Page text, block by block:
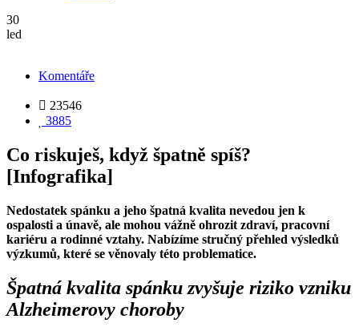
30
led
Komentáře
 23546
3885
Co riskuješ, když špatně spíš?
[Infografika]
Nedostatek spánku a jeho špatná kvalita nevedou jen k
ospalosti a únavě, ale mohou vážně ohrozit zdraví, pracovní
kariéru a rodinné vztahy. Nabízíme stručný přehled výsledků
výzkumů, které se věnovaly této problematice.
Špatná kvalita spánku zvyšuje riziko vzniku
Alzheimerovy choroby